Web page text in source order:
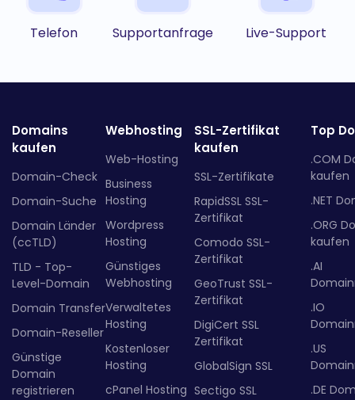
Telefon Supportanfrage Live-Support
Domains
kaufen
Domain-Check
Domain-Suche
Domain Länder
(ccTLD)
TLD - Top-
Level-Domain
Domain Transfer
Domain-Reseller
Günstige
Domain
registrieren
Webhosting
Web-Hosting
Business
Hosting
Wordpress
Hosting
Günstiges
Webhosting
Verwaltetes
Hosting
Kostenloser
Hosting
cPanel Hosting
SSL-Zertifikat
kaufen
SSL-Zertifikate
RapidSSL SSL-
Zertifikat
Comodo SSL-
Zertifikat
GeoTrust SSL-
Zertifikat
DigiCert SSL
Zertifikat
GlobalSign SSL
Sectigo SSL
Top
.COM
kaufen
.NET
.ORG
kaufen
.AI
.IO
.US
.DE